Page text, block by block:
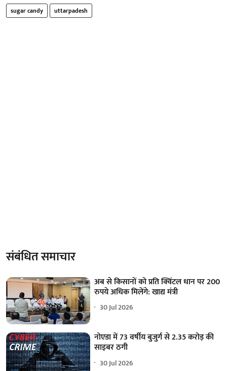
sugar candy uttarpadesh
संबंधित समाचार
अब से किसानों को प्रति क्विंटल धान पर 200
रुपये अधिक मिलेंगे: खाद्य मंत्री
30 Jul 2026
नोएडा में 73 वर्षीय बुजुर्ग से 2.35 करोड़ की
साइबर ठगी
30 Jul 2026